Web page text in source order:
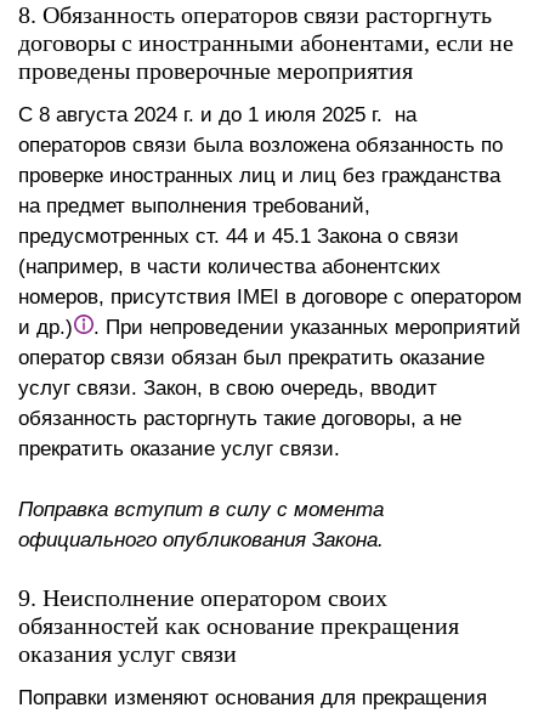
8. Обязанность операторов связи расторгнуть
договоры с иностранными абонентами, если не
проведены проверочные мероприятия
С 8 августа 2024 г. и до 1 июля 2025 г. на
операторов связи была возложена обязанность по
проверке иностранных лиц и лиц без гражданства
на предмет выполнения требований,
предусмотренных ст. 44 и 45.1 Закона о связи
(например, в части количества абонентских
номеров, присутствия IMEI в договоре с оператором
и др.)
. При непроведении указанных мероприятий
оператор связи обязан был прекратить оказание
услуг связи. Закон, в свою очередь, вводит
обязанность расторгнуть такие договоры, а не
прекратить оказание услуг связи.
Поправка вступит в силу с момента
официального опубликования Закона.
9. Неисполнение оператором своих
обязанностей как основание прекращения
оказания услуг связи
Поправки изменяют основания для прекращения